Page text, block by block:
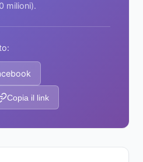
milioni).
Copia il link